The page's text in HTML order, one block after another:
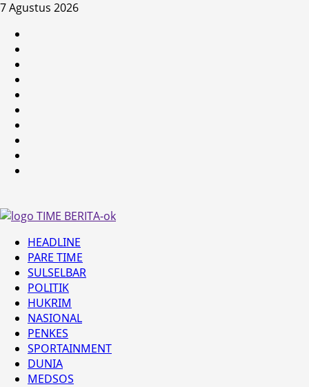
Skip
content
7 Agustus 2026
Primary
Menu
HEADLINE
PARE TIME
SULSELBAR
POLITIK
HUKRIM
NASIONAL
PENKES
SPORTAINMENT
DUNIA
MEDSOS